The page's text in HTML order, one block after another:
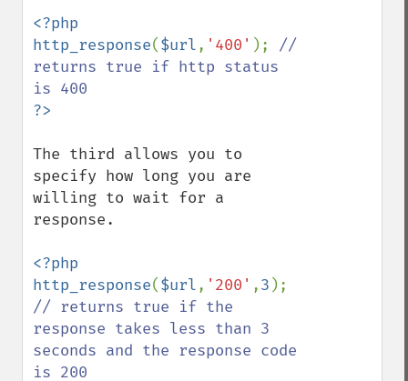
<?php
http_response($url, '400' ); //
returns true if http status
The third allows you to
specify how long you are
willing to wait for a
response.
<?php
http_response($url, '200' ,3
// returns true if the
response takes less than 3
seconds and the response code